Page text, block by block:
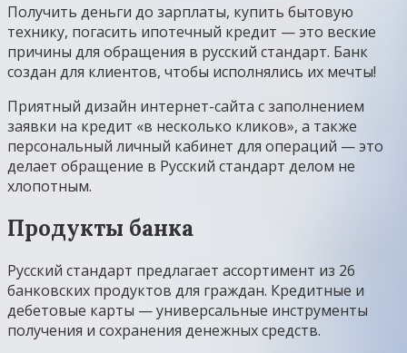
Получить деньги до зарплаты, купить бытовую
технику, погасить ипотечный кредит — это веские
причины для обращения в русский стандарт. Банк
создан для клиентов, чтобы исполнялись их мечты!
Приятный дизайн интернет-сайта с заполнением
заявки на кредит «в несколько кликов», а также
персональный личный кабинет для операций — это
делает обращение в Русский стандарт делом не
хлопотным.
Продукты банка
Русский стандарт предлагает ассортимент из 26
банковских продуктов для граждан. Кредитные и
дебетовые карты — универсальные инструменты
получения и сохранения денежных средств.